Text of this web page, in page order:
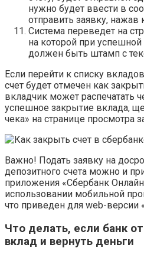
нужно будет ввести в
отправить заявку, нажав
Система переведет на
на которой при
должен быть штамп с
Если перейти к списку
счет будет отмечен как
вкладчик может распечатать
успешное закрытие вклада,
чека» на странице просмотра
Важно! Подать заявку на
депозитного счета можно и
приложения «Сбербанк
использовании мобильной
что приведен для web-версии
Что делать, если банк
вклад и вернуть деньги